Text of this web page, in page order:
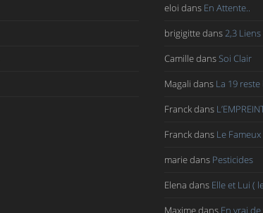
eloi dans En Attente..
brigigittedans2,3
CamilledansSoi Clair
Magali dans La 19
Franckdans
Franckdans Le
mariedans Pesticides
Elena dans Elle et Lui (
Maximedans En vrai de